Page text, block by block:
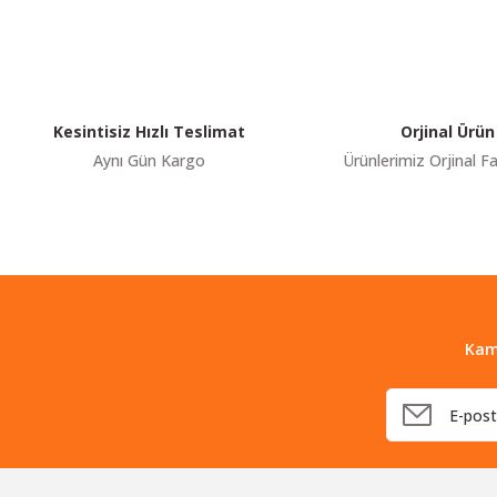
Ürün bilgilerinde hatalar bulunuyor.
Ürün fiyatı diğer sitelerden daha pahalı.
Kesintisiz Hızlı Teslimat
Aynı Gün Kargo
Orjinal Ürün
Ürünlerimiz Orjinal